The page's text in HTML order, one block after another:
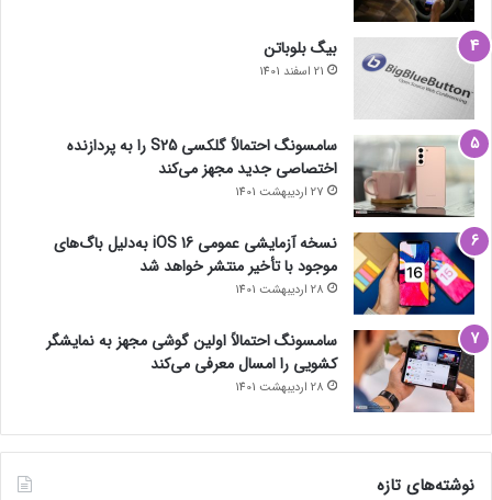
بیگ بلوباتن
21 اسفند 1401
سامسونگ احتمالاً گلکسی S25 را به پردازنده
اختصاصی جدید مجهز می‌کند
27 اردیبهشت 1401
نسخه آزمایشی عمومی iOS 16 به‌دلیل باگ‌های
موجود با تأخیر منتشر خواهد شد
28 اردیبهشت 1401
سامسونگ احتمالاً اولین گوشی مجهز به نمایشگر
کشویی را امسال معرفی می‌کند
28 اردیبهشت 1401
نوشته‌های تازه